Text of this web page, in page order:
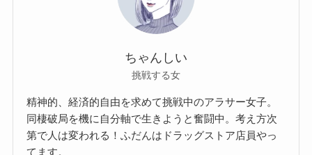
ちゃんしい
挑戦する女
精神的、経済的自由を求めて挑戦中のアラサー女子。
同棲破局を機に自分軸で生きようと奮闘中。考え方次
第で人は変われる！ふだんはドラッグストア店員やっ
てます。